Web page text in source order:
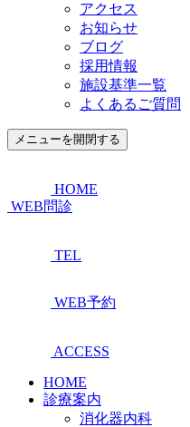
アクセス
お知らせ
ブログ
採用情報
施設基準一覧
よくあるご質問
メニューを開閉する
HOME
WEB問診
TEL
WEB予約
ACCESS
HOME
診療案内
消化器内科